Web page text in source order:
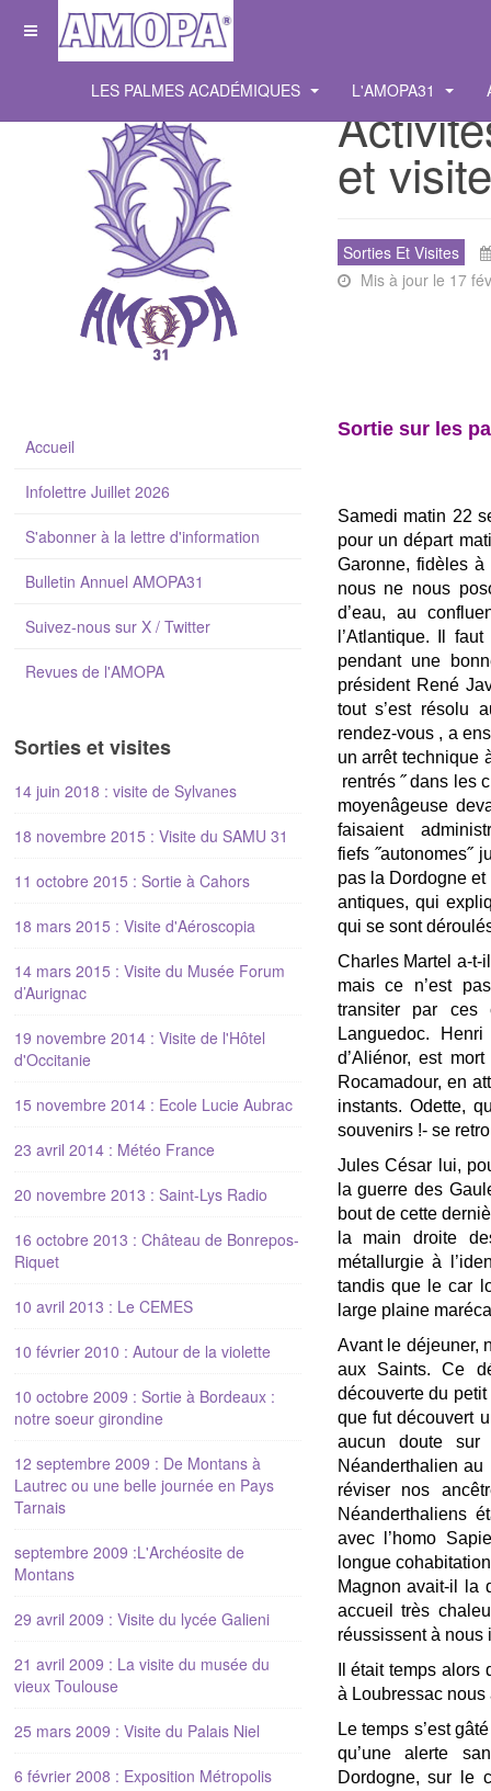
LES PALMES ACADÉMIQUES L'AMOPA31
et
Sorties Et Visites
Mis à jour le 17
Sortie sur les
Samedi matin 22
pour un départ
Garonne, fidèles
nous ne nous
d’eau, au
l’Atlantique. Il
pendant une
président René
tout s’est résolu
rendez-vous , a
un arrêt technique
rentrés ˝ dans les
moyenâgeuse
faisaient
fiefs ˝autonomes˝
pas la Dordogne et
antiques, qui
qui se sont
Charles Martel a-t-
mais ce n’est
transiter par ces
Languedoc.
d’Aliénor, est
Rocamadour, en
instants. Odette,
souvenirs !- se
Jules César lui,
la guerre des
bout de cette
la main droite
métallurgie à
tandis que le car
large plaine
Avant le déjeuner,
aux Saints. Ce
découverte du
que fut découvert
aucun doute sur
Néanderthalien
réviser nos
Néanderthaliens
avec l’homo
longue
Magnon avait-il la
accueil très
réussissent à nous
Il était temps
à Loubressac
Le temps s’est
qu’une alerte
Dordogne, sur le
Accueil
Infolettre Juillet 2026
S'abonner à la lettre d'information
Bulletin Annuel AMOPA31
Suivez-nous sur X / Twitter
Revues de l'AMOPA
Sorties et visites
14 juin 2018 : visite de Sylvanes
18 novembre 2015 : Visite du SAMU 31
11 octobre 2015 : Sortie à Cahors
18 mars 2015 : Visite d'Aéroscopia
14 mars 2015 : Visite du Musée Forum
d’Aurignac
19 novembre 2014 : Visite de l'Hôtel
d'Occitanie
15 novembre 2014 : Ecole Lucie Aubrac
23 avril 2014 : Météo France
20 novembre 2013 : Saint-Lys Radio
16 octobre 2013 : Château de Bonrepos-
Riquet
10 avril 2013 : Le CEMES
10 février 2010 : Autour de la violette
10 octobre 2009 : Sortie à Bordeaux :
notre soeur girondine
12 septembre 2009 : De Montans à
Lautrec ou une belle journée en Pays
Tarnais
septembre 2009 :L'Archéosite de
Montans
29 avril 2009 : Visite du lycée Galieni
21 avril 2009 : La visite du musée du
vieux Toulouse
25 mars 2009 : Visite du Palais Niel
6 février 2008 : Exposition Métropolis